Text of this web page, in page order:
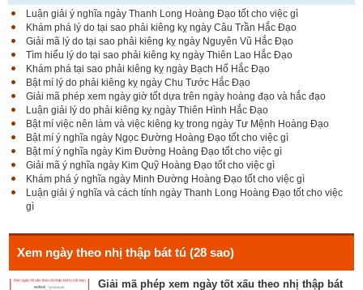
Luận giải ý nghĩa ngày Thanh Long Hoàng Đạo tốt cho việc gì
Khám phá lý do tại sao phải kiêng kỵ ngày Câu Trần Hắc Đạo
Giải mã lý do tại sao phải kiêng kỵ ngày Nguyên Vũ Hắc Đạo
Tìm hiểu lý do tại sao phải kiêng kỵ ngày Thiên Lao Hắc Đạo
Khám phá tại sao phải kiêng kỵ ngày Bạch Hổ Hắc Đạo
Bật mí lý do phải kiêng kỵ ngày Chu Tước Hắc Đạo
Giải mã phép xem ngày giờ tốt dựa trên ngày hoàng đạo và hắc đạo
Luận giải lý do phải kiêng kỵ ngày Thiên Hình Hắc Đạo
Bật mí việc nên làm và việc kiêng kỵ trong ngày Tư Mệnh Hoàng Đạo
Bật mí ý nghĩa ngày Ngọc Đường Hoàng Đạo tốt cho việc gì
Bật mí ý nghĩa ngày Kim Đường Hoàng Đạo tốt cho việc gì
Giải mã ý nghĩa ngày Kim Quỹ Hoàng Đạo tốt cho việc gì
Khám phá ý nghĩa ngày Minh Đường Hoàng Đạo tốt cho việc gì
Luận giải ý nghĩa và cách tính ngày Thanh Long Hoàng Đạo tốt cho việc
gì
Xem ngày theo nhị thập bát tú (28 sao)
Luận bàn Sao Phòng tốt hay xấu – Tính chất và ý
nghĩa Phòng Nhật Thố
Bật mí Sao Đê tốt hay xấu – Tính chất và ý nghĩa
Đê Thổ Lạc
Giải mã Sao Cang tốt hay xấu – Tính chất và ý
nghĩa Cang Kim long
nghĩa Giác Mộc Giao
Giải mã phép xem ngày tốt xấu theo nhị thập bát